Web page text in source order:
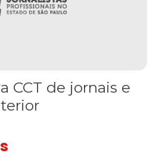
CCT de jornais e